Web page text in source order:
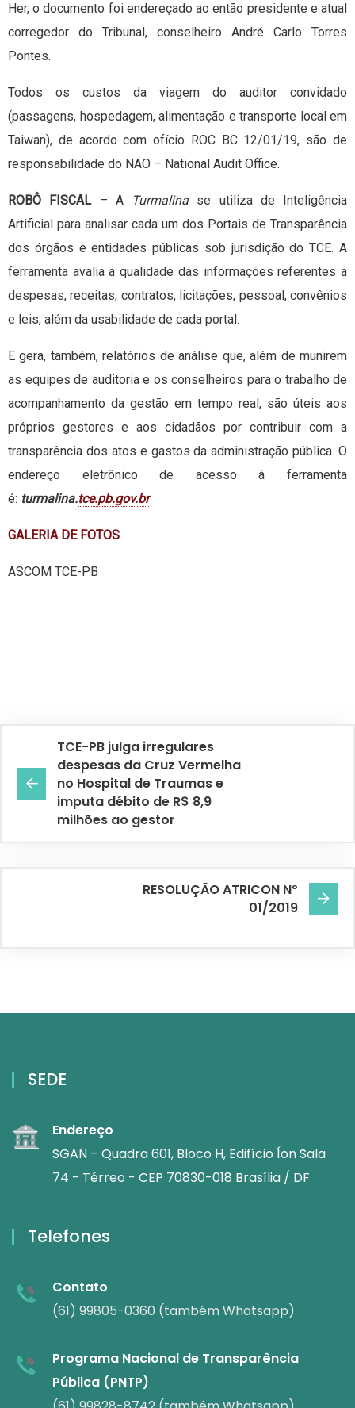
Her, o documento foi endereçado ao então presidente e atual
corregedor do Tribunal, conselheiro André Carlo Torres
Pontes.
Todos os custos da viagem do auditor convidado
(passagens, hospedagem, alimentação e transporte local em
Taiwan), de acordo com ofício ROC BC 12/01/19, são de
responsabilidade do NAO – National Audit Office.
ROBÔ FISCAL– A Turmalina se utiliza de Inteligência
Artificial para analisar cada um dos Portais de Transparência
dos órgãos e entidades públicas sob jurisdição do TCE. A
ferramenta avalia a qualidade das informações referentes a
despesas, receitas, contratos, licitações, pessoal, convênios
e leis, além da usabilidade de cada portal.
E gera, também, relatórios de análise que, além de munirem
as equipes de auditoria e os conselheiros para o trabalho de
acompanhamento da gestão em tempo real, são úteis aos
próprios gestores e aos cidadãos por contribuir com a
transparência dos atos e gastos da administração pública. O
endereço eletrônico de acesso à ferramenta
é: turmalina.tce.pb.gov.br
GALERIA DE FOTOS
ASCOM TCE-PB
TCE-PB julga irregulares
despesas da Cruz Vermelha
no Hospital de Traumas e
imputa débito de R$ 8,9
milhões ao gestor
RESOLUÇÃO ATRICON Nº
01/2019
SEDE
Endereço
SGAN – Quadra 601, Bloco H, Edifício Íon Sala
74 - Térreo - CEP 70830-018 Brasília / DF
Telefones
Contato
(61) 99805-0360 (também Whatsapp)
Programa Nacional de Transparência
Pública (PNTP)